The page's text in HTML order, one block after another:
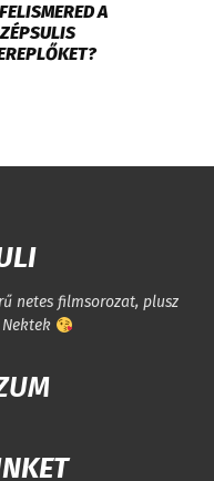
A
netes filmsorozat, plusz